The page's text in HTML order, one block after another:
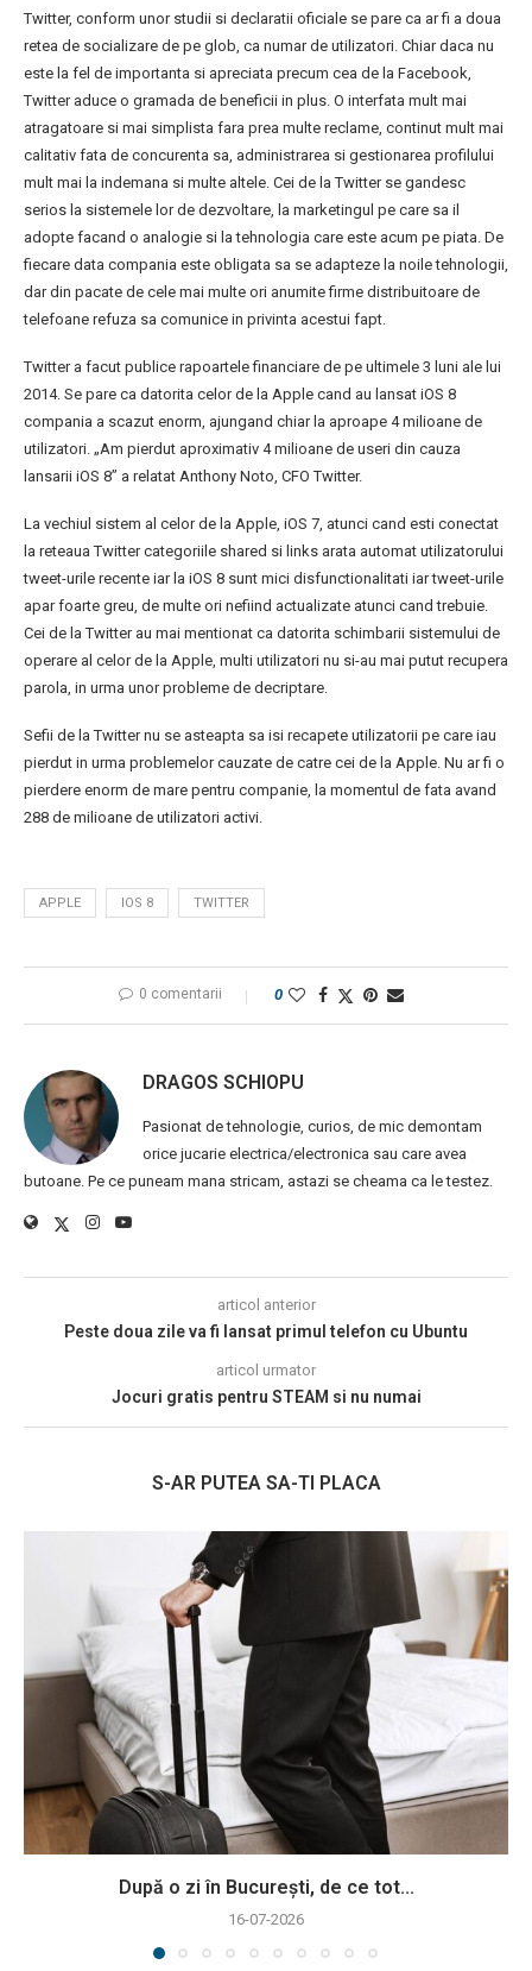
Twitter, conform unor studii si declaratii oficiale se pare ca ar fi a doua
retea de socializare de pe glob, ca numar de utilizatori. Chiar daca nu
este la fel de importanta si apreciata precum cea de la Facebook,
Twitter aduce o gramada de beneficii in plus. O interfata mult mai
atragatoare si mai simplista fara prea multe reclame, continut mult mai
calitativ fata de concurenta sa, administrarea si gestionarea profilului
mult mai la indemana si multe altele. Cei de la Twitter se gandesc
serios la sistemele lor de dezvoltare, la marketingul pe care sa il
adopte facand o analogie si la tehnologia care este acum pe piata. De
fiecare data compania este obligata sa se adapteze la noile tehnologii,
dar din pacate de cele mai multe ori anumite firme distribuitoare de
telefoane refuza sa comunice in privinta acestui fapt.
Twitter a facut publice rapoartele financiare de pe ultimele 3 luni ale lui
2014. Se pare ca datorita celor de la Apple cand au lansat iOS 8
compania a scazut enorm, ajungand chiar la aproape 4 milioane de
utilizatori. „Am pierdut aproximativ 4 milioane de useri din cauza
lansarii iOS 8” a relatat Anthony Noto, CFO Twitter.
La vechiul sistem al celor de la Apple, iOS 7, atunci cand esti conectat
la reteaua Twitter categoriile shared si links arata automat utilizatorului
tweet-urile recente iar la iOS 8 sunt mici disfunctionalitati iar tweet-urile
apar foarte greu, de multe ori nefiind actualizate atunci cand trebuie.
Cei de la Twitter au mai mentionat ca datorita schimbarii sistemului de
operare al celor de la Apple, multi utilizatori nu si-au mai putut recupera
parola, in urma unor probleme de decriptare.
Sefii de la Twitter nu se asteapta sa isi recapete utilizatorii pe care iau
pierdut in urma problemelor cauzate de catre cei de la Apple. Nu ar fi o
pierdere enorm de mare pentru companie, la momentul de fata avand
288 de milioane de utilizatori activi.
APPLE IOS 8 TWITTER
0 comentarii 0
DRAGOS SCHIOPU
Pasionat de tehnologie, curios, de mic demontam
orice jucarie electrica/electronica sau care avea
butoane. Pe ce puneam mana stricam, astazi se cheama ca le testez.
articol anterior
Peste doua zile va fi lansat primul telefon cu Ubuntu
articol urmator
Jocuri gratis pentru STEAM si nu numai
S-AR PUTEA SA-TI PLACA
După o zi în București, de ce tot...
16-07-2026